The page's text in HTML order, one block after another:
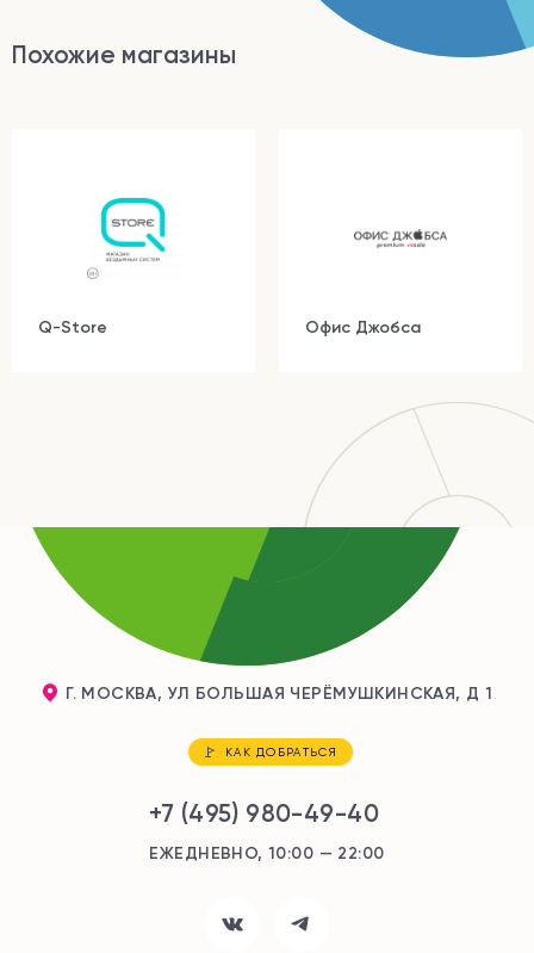
Похожие магазины
Q-Store Офис Джобса
Г. МОСКВА, УЛ БОЛЬШАЯ ЧЕРЁМУШКИНСКАЯ, Д 1
КАК ДОБРАТЬСЯ
+7 (495) 980-49-40
ЕЖЕДНЕВНО, 10:00 — 22:00